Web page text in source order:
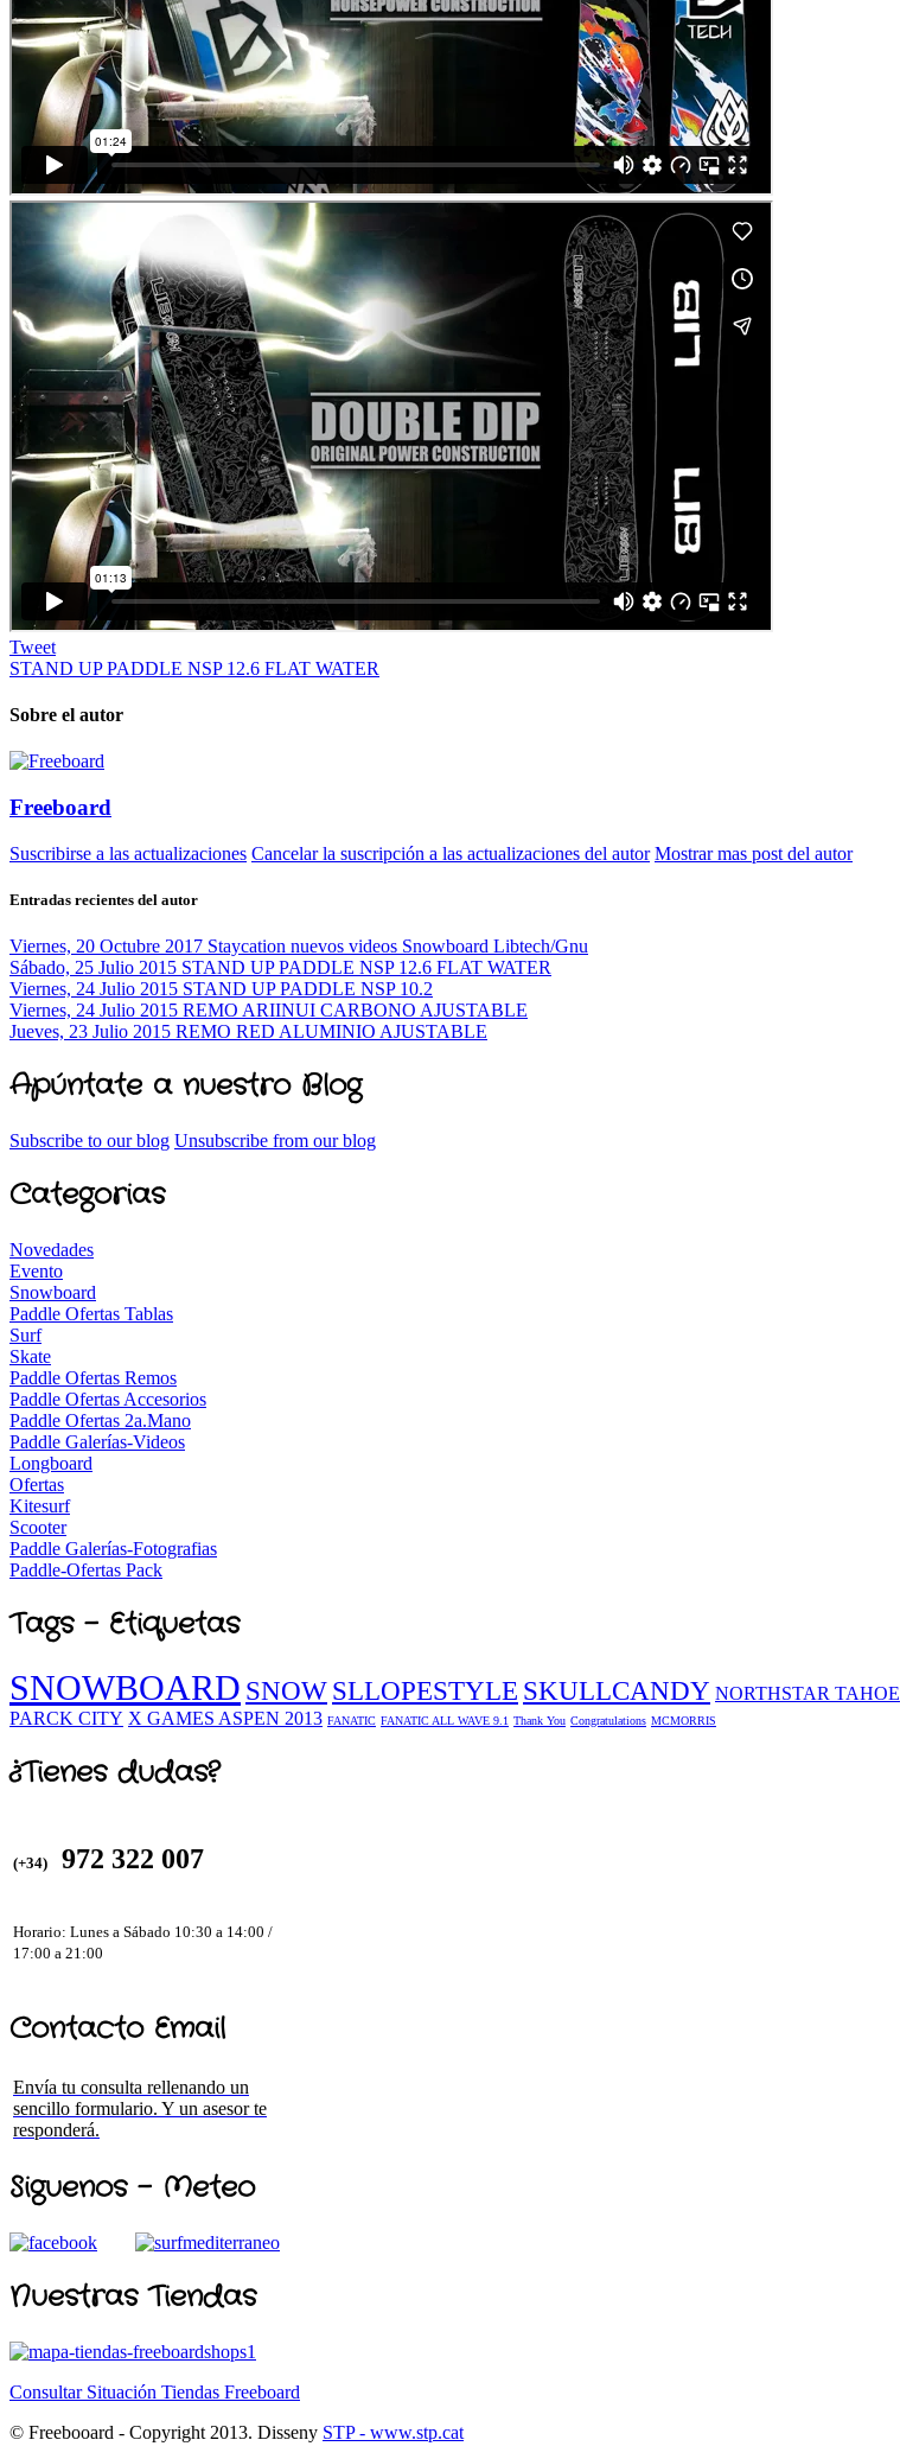
Tweet
STAND UP PADDLE NSP 12.6 FLAT WATER
Sobre el autor
Freeboard
Suscribirse a las actualizaciones Cancelar la suscripción a las actualizaciones del autor Mostrar mas post del autor
Entradas recientes del autor
Viernes, 20 Octubre 2017 Staycation nuevos videos Snowboard Libtech/Gnu
Sábado, 25 Julio 2015 STAND UP PADDLE NSP 12.6 FLAT WATER
Viernes, 24 Julio 2015 STAND UP PADDLE NSP 10.2
Viernes, 24 Julio 2015 REMO ARIINUI CARBONO AJUSTABLE
Jueves, 23 Julio 2015 REMO RED ALUMINIO AJUSTABLE
Apúntate a nuestro Blog
Subscribe to our blog Unsubscribe from our blog
Categorias
Novedades
Evento
Snowboard
Paddle Ofertas Tablas
Surf
Skate
Paddle Ofertas Remos
Paddle Ofertas Accesorios
Paddle Ofertas 2a.Mano
Paddle Galerías-Videos
Longboard
Ofertas
Kitesurf
Scooter
Paddle Galerías-Fotografias
Paddle-Ofertas Pack
Tags - Etiquetas
SNOWBOARD SNOW SLLOPESTYLE SKULLCANDY NORTHSTAR TAHOE
PARCK CITY X GAMES ASPEN 2013 FANATIC FANATIC ALL WAVE 9.1 Thank You Congratulations MCMORRIS
¿Tienes dudas?
(+34) 972 322 007
Horario: Lunes a Sábado 10:30 a 14:00 /
17:00 a 21:00
Contacto Email
Envía tu consulta rellenando un
sencillo formulario. Y un asesor te
responderá.
Siguenos - Meteo
Nuestras Tiendas
Consultar Situación Tiendas Freeboard
© Freebooard - Copyright 2013. Disseny STP - www.stp.cat